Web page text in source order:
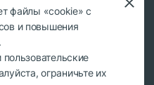
материалов ссылка на
файлы «cookie» с
и повышения
ограничьте их